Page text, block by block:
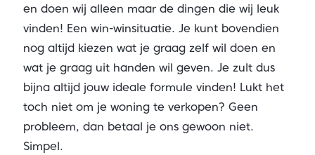
en doen wij alleen maar de dingen die wij leuk
vinden! Een win-winsituatie. Je kunt bovendien
nog altijd kiezen wat je graag zelf wil doen en
wat je graag uit handen wil geven. Je zult dus
bijna altijd jouw ideale formule vinden! Lukt het
toch niet om je woning te verkopen? Geen
probleem, dan betaal je ons gewoon niet.
Simpel.